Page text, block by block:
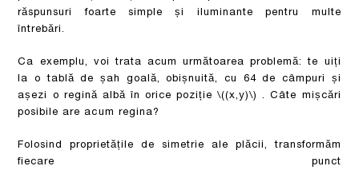
răspunsuri foarte simple și iluminante pentru multe
întrebări.
Ca exemplu, voi trata acum următoarea problemă: te uiți
la o tablă de șah goală, obișnuită, cu 64 de câmpuri și
așezi o regină albă în orice poziție\((x,y)\)
. Câte mișcări
posibile are acum regina?
Folosind proprietățile de simetrie ale plăcii, transformăm
fiecare punct